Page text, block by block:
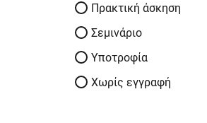
Πρακτική άσκηση
Σεμινάριο
Υποτροφία
Χωρίς εγγραφή